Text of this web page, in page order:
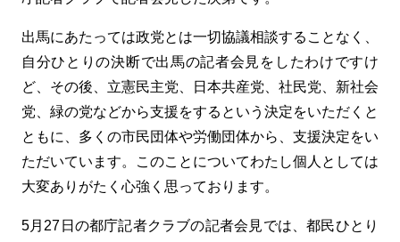
出馬にあたっては政党とは一切協議相談することなく、
自分ひとりの決断で出馬の記者会見をしたわけですけ
ど、その後、立憲民主党、日本共産党、社民党、新社会
党、緑の党などから支援をするという決定をいただくと
ともに、多くの市民団体や労働団体から、支援決定をい
ただいています。このことについてわたし個人としては
大変ありがたく心強く思っております。
5月27日の都庁記者クラブの記者会見では、都民ひとり